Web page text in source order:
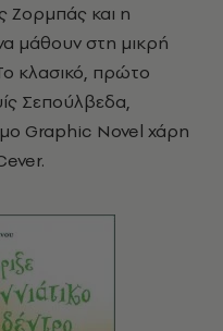
Ζορμπάς και η
μάθουν στη μικρή
κλασικό, πρώτο
Σεπούλβεδα,
Graphic Novel χάρη